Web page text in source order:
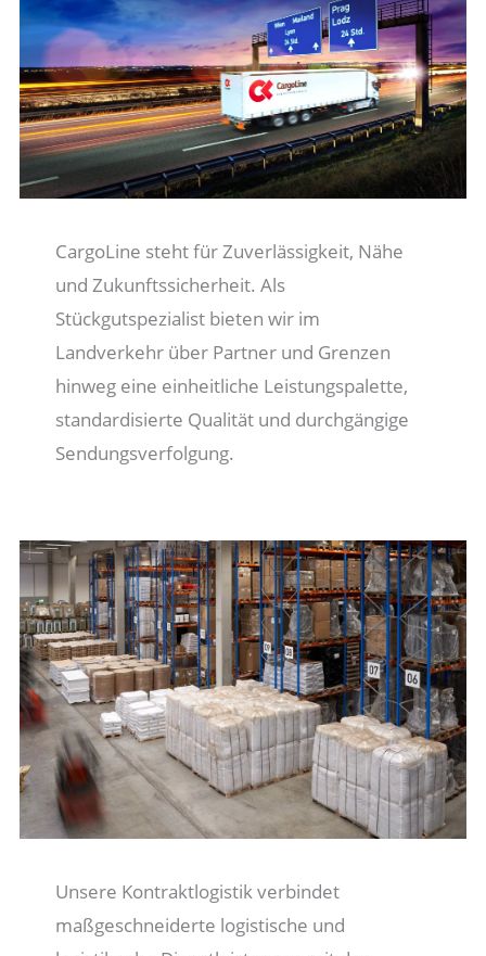
CargoLine steht für Zuverlässigkeit, Nähe
und Zukunftssicherheit. Als
Stückgutspezialist bieten wir im
Landverkehr über Partner und Grenzen
hinweg eine einheitliche Leistungspalette,
standardisierte Qualität und durchgängige
Sendungsverfolgung.
Unsere Kontraktlogistik verbindet
maßgeschneiderte logistische und